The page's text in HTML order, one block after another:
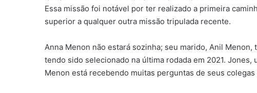
Essa missão foi notável por ter realizado a primeira
superior a qualquer outra missão tripulada recente.
Anna Menon não estará sozinha; seu marido, Anil
tendo sido selecionado na última rodada em 2021.
Menon está recebendo muitas perguntas de seus